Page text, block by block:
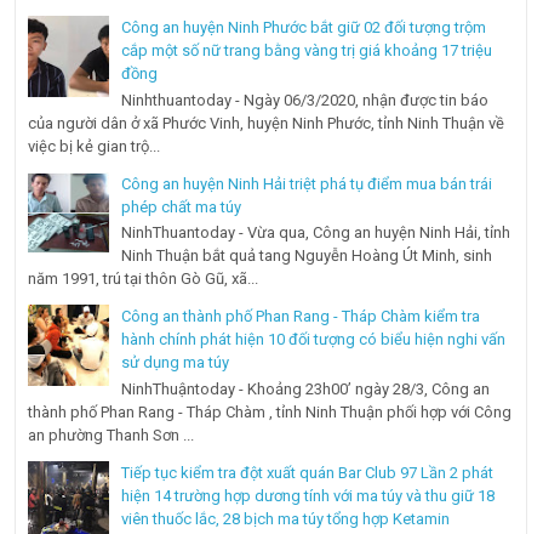
Công an huyện Ninh Phước bắt giữ 02 đối tượng trộm
cắp một số nữ trang bằng vàng trị giá khoảng 17 triệu
đồng
Ninhthuantoday - Ngày 06/3/2020, nhận được tin báo
của người dân ở xã Phước Vinh, huyện Ninh Phước, tỉnh Ninh Thuận về
việc bị kẻ gian trộ...
Công an huyện Ninh Hải triệt phá tụ điểm mua bán trái
phép chất ma túy
NinhThuantoday - Vừa qua, Công an huyện Ninh Hải, tỉnh
Ninh Thuận bắt quả tang Nguyễn Hoàng Út Minh, sinh
năm 1991, trú tại thôn Gò Gũ, xã...
Công an thành phố Phan Rang - Tháp Chàm kiểm tra
hành chính phát hiện 10 đối tượng có biểu hiện nghi vấn
sử dụng ma túy
NinhThuậntoday - Khoảng 23h00’ ngày 28/3, Công an
thành phố Phan Rang - Tháp Chàm , tỉnh Ninh Thuận phối hợp với Công
an phường Thanh Sơn ...
Tiếp tục kiểm tra đột xuất quán Bar Club 97 Lần 2 phát
hiện 14 trường hợp dương tính với ma túy và thu giữ 18
viên thuốc lắc, 28 bịch ma túy tổng hợp Ketamin